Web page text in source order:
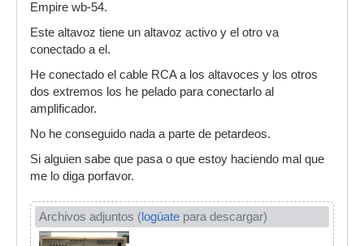
Empire wb-54.
Este altavoz tiene un altavoz activo y el otro va
conectado a el.
He conectado el cable RCA a los altavoces y los otros
dos extremos los he pelado para conectarlo al
amplificador.
No he conseguido nada a parte de petardeos.
Si alguien sabe que pasa o que estoy haciendo mal que
me lo diga porfavor.
Archivos adjuntos (logúate para descargar)